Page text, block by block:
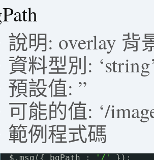
說明: overlay 背
資料型別:
預設值: ”
可能的值: ‘/
範例程式碼
$.msg({ bgPath : '/' });